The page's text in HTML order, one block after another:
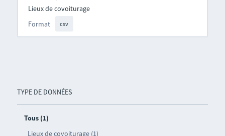
TYPE DE DONNÉES
Tous (1)
Lieux de covoiturage (1)
Format csv
Lieux de covoiturage